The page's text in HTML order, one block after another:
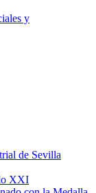
y
de Sevilla
XXI